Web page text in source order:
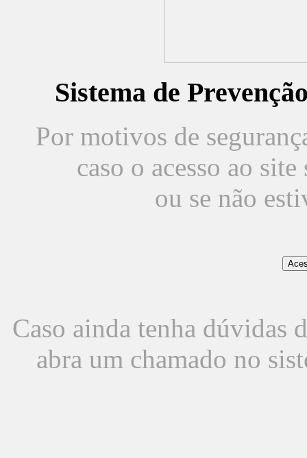
Sistema de
Por motivos de
caso o acesso ao
ou se não
Caso ainda tenha dúvidas
abra um chamado no